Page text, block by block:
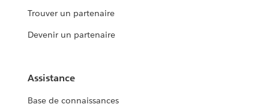
Trouver un partenaire
Devenir un partenaire
Assistance
Base de connaissances